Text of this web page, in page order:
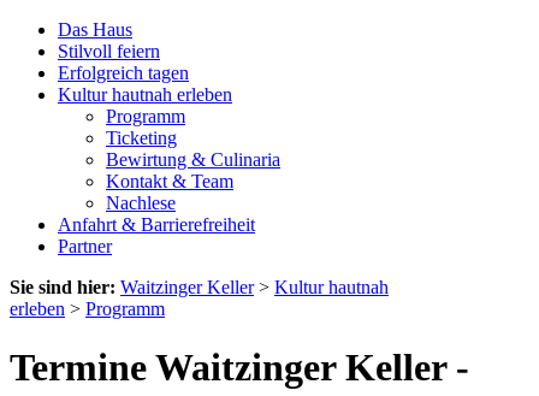
Das Haus
Stilvoll feiern
Erfolgreich tagen
Kultur hautnah erleben
Programm
Ticketing
Bewirtung & Culinaria
Kontakt & Team
Nachlese
Anfahrt & Barrierefreiheit
Partner
Sie sind hier: Waitzinger Keller> Kultur hautnah
erleben > Programm
Termine Waitzinger Keller -